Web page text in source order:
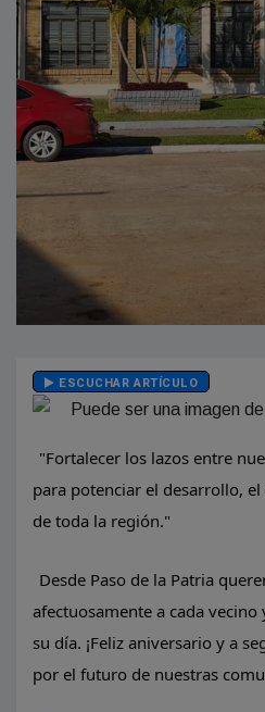
ESCUCHAR ARTÍCULO
​"Fortalecer los lazos entre
para potenciar el desarrollo,
de toda la región."
Desde Paso de la Patria
afectuosamente a cada
su día. ¡Feliz aniversario y a
por el futuro de nuestras